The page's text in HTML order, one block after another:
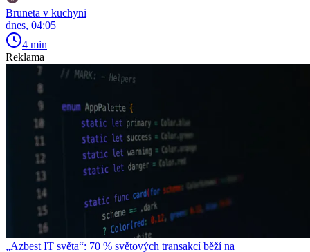
Bruneta v kuchyni
dnes, 04:05
4 min
Reklama
„Azbest IT světa“: 70 % světových transakcí běží na